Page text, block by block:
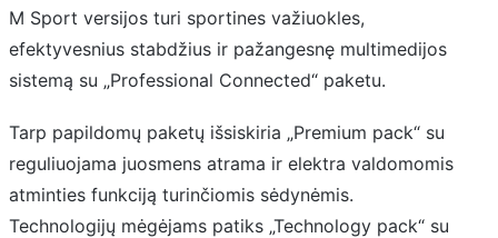
M Sport versijos turi sportines važiuokles,
efektyvesnius stabdžius ir pažangesnę multimedijos
sistemą su „Professional Connected“ paketu.
Tarp papildomų paketų išsiskiria „Premium pack“ su
reguliuojama juosmens atrama ir elektra valdomomis
atminties funkciją turinčiomis sėdynėmis.
Technologijų mėgėjams patiks „Technology pack“ su